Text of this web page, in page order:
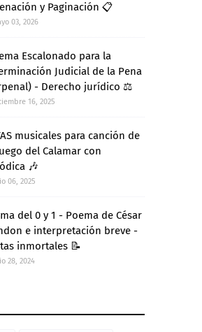
y Paginación 📋
03, 2026
Escalonado para la
Judicial de la Pena
- Derecho jurídico ⚖️
16, 2025
musicales para canción de
del Calamar con
🎶
06, 2025
del 0 y 1 - Poema de César
e interpretación breve -
inmortales 📝
28, 2024